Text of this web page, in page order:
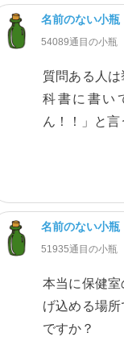
名前のない小瓶
54089通目の小瓶
質問ある人
科書に書い
ん！！」と言
名前のない小瓶
51935通目の小瓶
本当に保健
げ込める場
ですか？